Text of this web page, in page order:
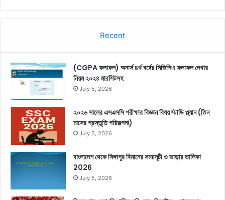
Recent
(CGPA ফলাফল) অনার্স ৪র্থ বর্ষের সিজিপিএ ফলাফল দেখার
নিয়ম ২০২৪ মারসিটসহ
July 5, 2026
২০২৬ সালের এসএসসি পরীক্ষার বিজ্ঞান বিষয় স্টাডি প্ল্যান (তিন
মাসের প্রস্তুতি পরিকল্পনা)
July 5, 2026
বাংলাদেশ থেকে সিঙ্গাপুর বিমানের সময়সূচী ও ভাড়ার তালিকা
2026
July 5, 2026